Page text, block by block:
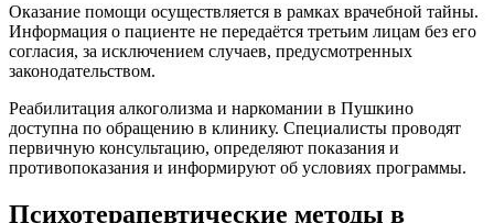
Оказание помощи осуществляется в рамках врачебной тайны.
Информация о пациенте не передаётся третьим лицам без его
согласия, за исключением случаев, предусмотренных
законодательством.
Реабилитация алкоголизма и наркомании в Пушкино
доступна по обращению в клинику. Специалисты проводят
первичную консультацию, определяют показания и
противопоказания и информируют об условиях программы.
Психотерапевтические методы в